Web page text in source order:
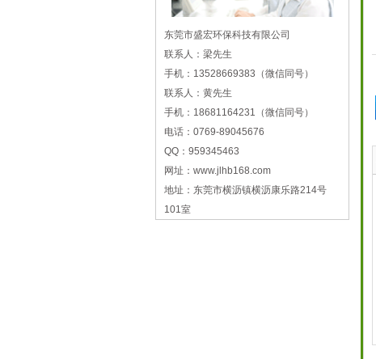
东莞市盛宏环保科技有限公司
联系人：梁先生
手机：13528669383（微信同号）
联系人：黄先生
手机：18681164231（微信同号）
电话：0769-89045676
QQ：959345463
网址：www.jlhb168.com
地址：东莞市横沥镇横沥康乐路214号
101室